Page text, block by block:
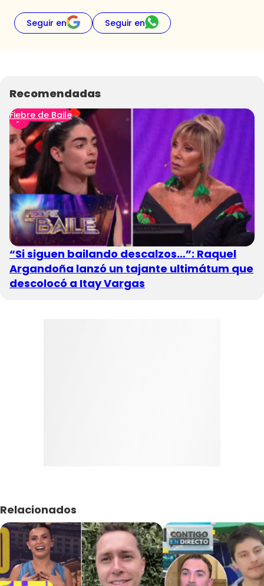
Seguir en Seguir en
Recomendadas
Fiebre de Baile
“Si siguen bailando descalzos…”: Raquel
Argandoña lanzó un tajante ultimátum que
descolocó a Itay Vargas
Relacionados